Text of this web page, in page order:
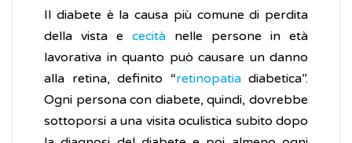
Il diabete è la causa più comune di perdita
della vista e cecità nelle persone in età
lavorativa in quanto può causare un danno
alla retina, definito “retinopatiadiabetica”.
Ogni persona con diabete, quindi, dovrebbe
sottoporsi a una visita oculistica subito dopo